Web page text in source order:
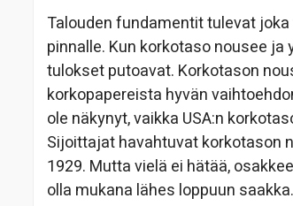
Talouden fundamentit tulevat
pinnalle. Kun korkotaso nousee
tulokset putoavat. Korkotason
korkopapereista hyvän
ole näkynyt, vaikka USA:n
Sijoittajat havahtuvat korkotason
1929. Mutta vielä ei hätää,
olla mukana lähes loppuun saakka.